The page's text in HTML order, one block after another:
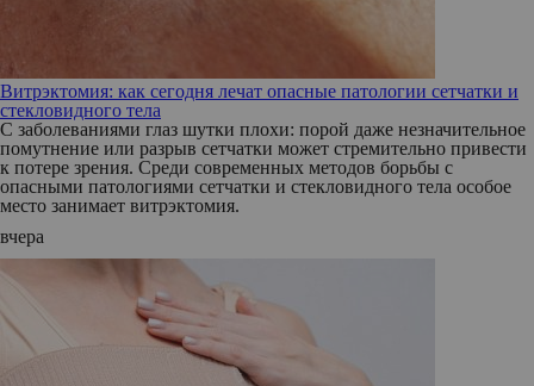
Витрэктомия: как сегодня лечат опасные патологии сетчатки и
стекловидного тела
С заболеваниями глаз шутки плохи: порой даже незначительное
помутнение или разрыв сетчатки может стремительно привести
к потере зрения. Среди современных методов борьбы с
опасными патологиями сетчатки и стекловидного тела особое
место занимает витрэктомия.
вчера